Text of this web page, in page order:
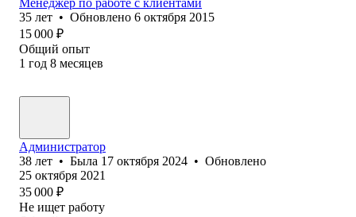
35 лет • Обновлено 6 октября 2015
15 000 ₽
Общий опыт
1 год 8 месяцев
Администратор
38 лет • Была 17 октября 2024 • Обновлено
25 октября 2021
35 000 ₽
Не ищет работу